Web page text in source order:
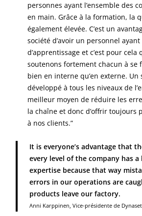
personnes ayant l’ensemble des
en main. Grâce à la formation, la
également élevée. C’est un
société d’avoir un personnel
d’apprentissage et c’est pour cela
soutenons fortement chacun à se
bien en interne qu’en externe. Un
développé à tous les niveaux de
meilleur moyen de réduire les
la chaîne et donc d’offrir toujours
à nos clients.”
It is everyone’s advantage that
every level of the company has a
expertise because that way
errors in our operations are
products leave our factory.
Anni Karppinen, Vice-présidente de Dynaset